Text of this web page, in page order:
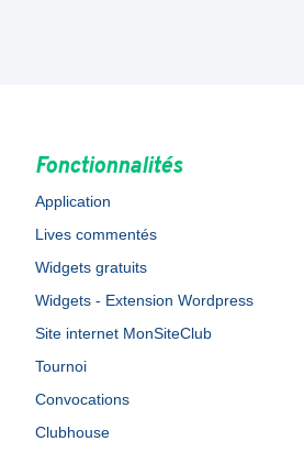
Fonctionnalités
Application
Lives commentés
Widgets gratuits
Widgets - Extension Wordpress
Site internet MonSiteClub
Tournoi
Convocations
Clubhouse